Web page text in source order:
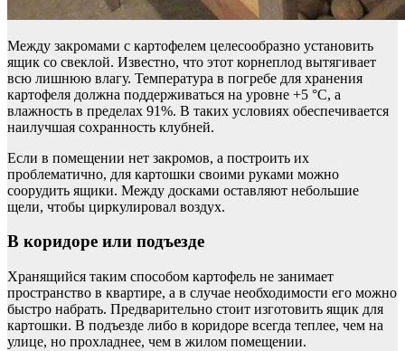
Между закромами с картофелем целесообразно установить
ящик со свеклой. Известно, что этот корнеплод вытягивает
всю лишнюю влагу. Температура в погребе для хранения
картофеля должна поддерживаться на уровне +5 °С, а
влажность в пределах 91%. В таких условиях обеспечивается
наилучшая сохранность клубней.
Если в помещении нет закромов, а построить их
проблематично, для картошки своими руками можно
соорудить ящики. Между досками оставляют небольшие
щели, чтобы циркулировал воздух.
В коридоре или подъезде
Хранящийся таким способом картофель не занимает
пространство в квартире, а в случае необходимости его можно
быстро набрать. Предварительно стоит изготовить ящик для
картошки. В подъезде либо в коридоре всегда теплее, чем на
улице, но прохладнее, чем в жилом помещении.